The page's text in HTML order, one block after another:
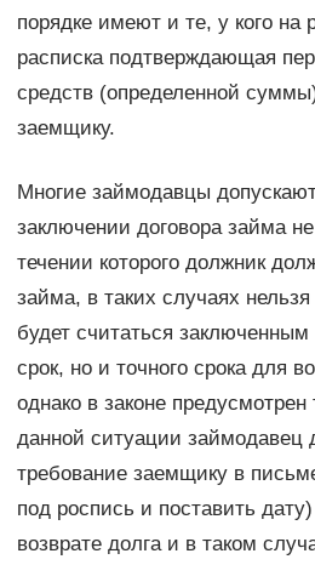
порядке имеют и те, у кого на
расписка подтверждающая
средств (определенной
заемщику.
Многие займодавцы
заключении договора займа
течении которого должник
займа, в таких случаях нельзя
будет считаться
срок, но и точного срока для
однако в законе
данной ситуации займодавец
требование заемщику в
под роспись и поставить
возврате долга и в таком